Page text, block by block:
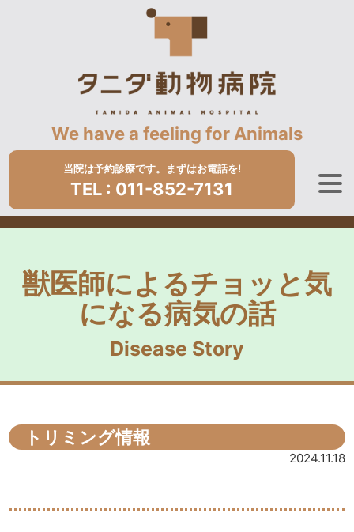
We have a feeling for Animals
当院は予約診療です。まずはお電話を!
TEL : 011-852-7131
獣医師によるチョッと気
になる病気の話
Disease Story
トリミング情報
2024.11.18